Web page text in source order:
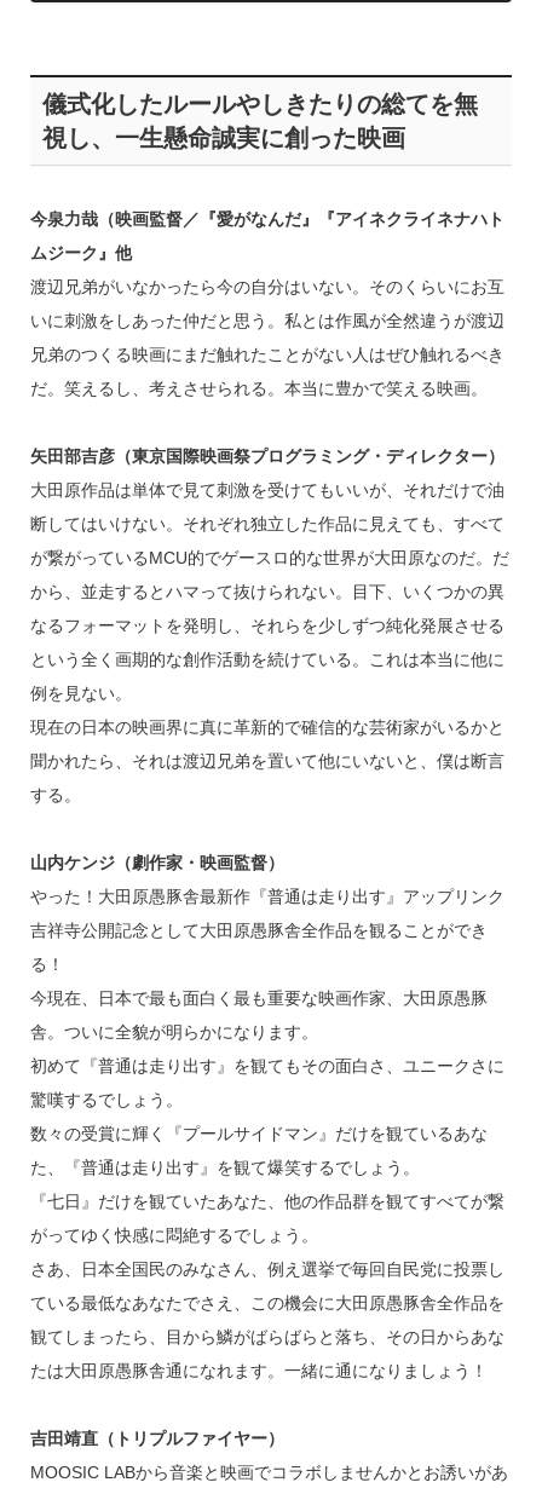
儀式化したルールやしきたりの総てを無
視し、一生懸命誠実に創った映画
今泉力哉（映画監督／『愛がなんだ』『アイネクライネナハト
ムジーク』他
渡辺兄弟がいなかったら今の自分はいない。そのくらいにお互
いに刺激をしあった仲だと思う。私とは作風が全然違うが渡辺
兄弟のつくる映画にまだ触れたことがない人はぜひ触れるべき
だ。笑えるし、考えさせられる。本当に豊かで笑える映画。
矢田部吉彦（東京国際映画祭プログラミング・ディレクター）
大田原作品は単体で見て刺激を受けてもいいが、それだけで油
断してはいけない。それぞれ独立した作品に見えても、すべて
が繋がっているMCU的でゲースロ的な世界が大田原なのだ。だ
から、並走するとハマって抜けられない。目下、いくつかの異
なるフォーマットを発明し、それらを少しずつ純化発展させる
という全く画期的な創作活動を続けている。これは本当に他に
例を見ない。
現在の日本の映画界に真に革新的で確信的な芸術家がいるかと
聞かれたら、それは渡辺兄弟を置いて他にいないと、僕は断言
する。
山内ケンジ（劇作家・映画監督）
やった！大田原愚豚舎最新作『普通は走り出す』アップリンク
吉祥寺公開記念として大田原愚豚舎全作品を観ることができ
る！
今現在、日本で最も面白く最も重要な映画作家、大田原愚豚
舎。ついに全貌が明らかになります。
初めて『普通は走り出す』を観てもその面白さ、ユニークさに
驚嘆するでしょう。
数々の受賞に輝く『プールサイドマン』だけを観ているあな
た、『普通は走り出す』を観て爆笑するでしょう。
『七日』だけを観ていたあなた、他の作品群を観てすべてが繋
がってゆく快感に悶絶するでしょう。
さあ、日本全国民のみなさん、例え選挙で毎回自民党に投票し
ている最低なあなたでさえ、この機会に大田原愚豚舎全作品を
観てしまったら、目から鱗がばらばらと落ち、その日からあな
たは大田原愚豚舎通になれます。一緒に通になりましょう！
吉田靖直（トリプルファイヤー）
MOOSIC LABから音楽と映画でコラボしませんかとお誘いがあ